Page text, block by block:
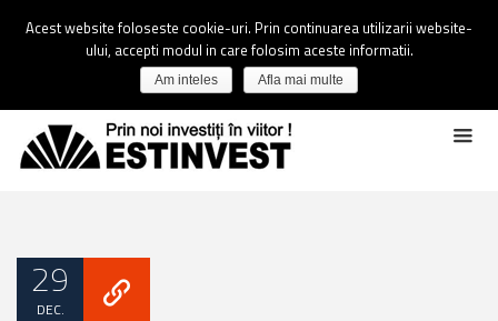
29
DEC.
Acest website foloseste cookie-uri. Prin continuarea utilizarii website-
ului, accepti modul in care folosim aceste informatii.
Am inteles Afla mai multe